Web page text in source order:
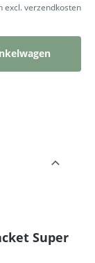
excl. verzendkosten
Voer de
Super